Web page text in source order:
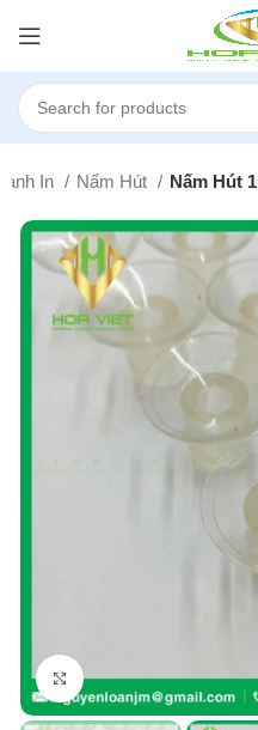
In Nấm Hút Nấm Hút
Click to enlarge